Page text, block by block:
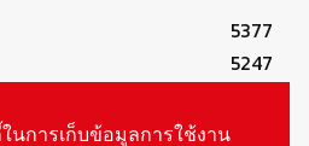
5377
5247
นการเก็บข้อมูลการใช้งาน